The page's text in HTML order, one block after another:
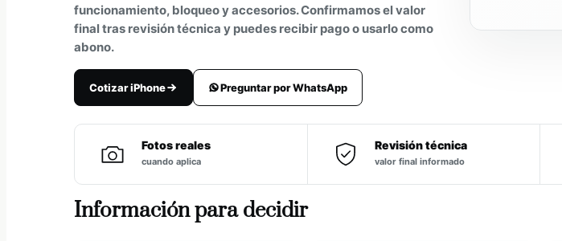
funcionamiento, bloqueo y accesorios. Confirmamos el valor
final tras revisión técnica y puedes recibir pago o usarlo como
abono.
Cotizar iPhone Preguntar por WhatsApp
Fotos reales
cuando aplica
Revisión técnica
valor final informado
Información para decidir